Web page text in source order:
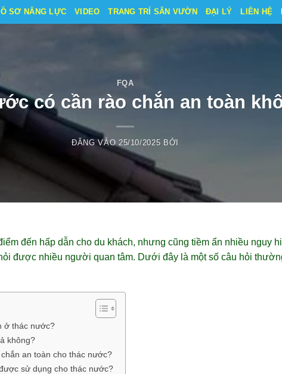
SƠ NĂNG LỰC VIDEO TRANG TRÍ SÂN VƯỜN ĐẠI LÝ LIÊN HỆ
FQA
có cần rào chắn an toàn
ĐĂNG VÀO 25/10/2025 BỞI
đến hấp dẫn cho du khách, nhưng cũng tiềm ẩn nhiều nguy
được nhiều người quan tâm. Dưới đây là một số câu hỏi
ở thác nước?
không?
an toàn cho thác nước?
sử dụng cho thác nước?